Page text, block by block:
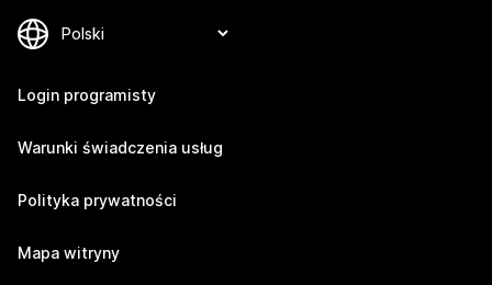
Login programisty
Warunki świadczenia usług
Polityka prywatności
Mapa witryny